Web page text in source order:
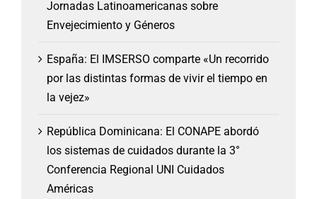
Jornadas Latinoamericanas sobre
Envejecimiento y Géneros
España: El IMSERSO comparte «Un recorrido
por las distintas formas de vivir el tiempo en
la vejez»
República Dominicana: El CONAPE abordó
los sistemas de cuidados durante la 3°
Conferencia Regional UNI Cuidados
Américas